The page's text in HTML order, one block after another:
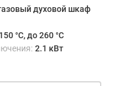
духовой шкаф
°C, до 260 °C
2.1 кВт